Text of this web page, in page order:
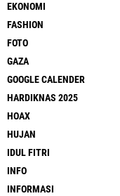
EKONOMI
FASHION
FOTO
GAZA
GOOGLE CALENDER
HARDIKNAS 2025
HOAX
HUJAN
IDUL FITRI
INFO
INFORMASI